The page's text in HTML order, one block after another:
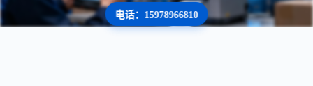
电话：15978966810